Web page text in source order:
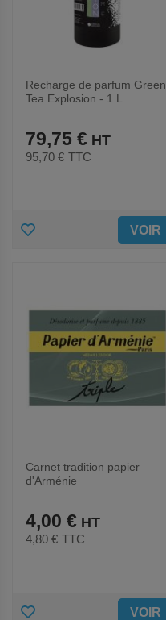
Recharge de parfum Green
Tea Explosion - 1 L
79,75 €
95,70 € TTC
AJOUTER VOIR
Carnet tradition papier
d'Arménie
4,00 €
4,80 € TTC
AJOUTER VOIR